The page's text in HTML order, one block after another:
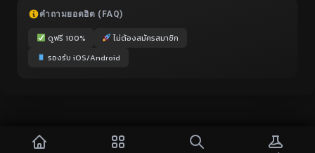
คำถามยอดฮิต (FAQ)
ดูฟรี 100%
ไม่ต้องสมัครสมาชิก
รองรับ iOS/Android